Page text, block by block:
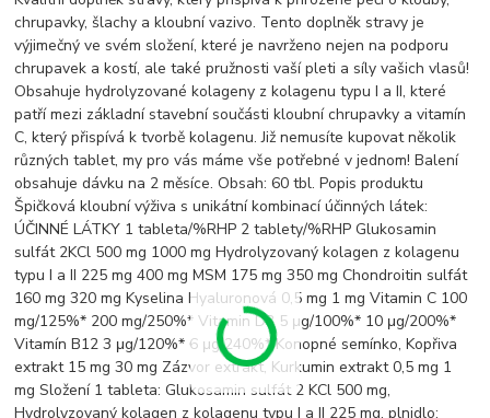
chrupavky, šlachy a kloubní vazivo. Tento doplněk stravy je
výjimečný ve svém složení, které je navrženo nejen na podporu
chrupavek a kostí, ale také pružnosti vaší pleti a síly vašich vlasů!
Obsahuje hydrolyzované kolageny z kolagenu typu I a II, které
patří mezi základní stavební součásti kloubní chrupavky a vitamín
C, který přispívá k tvorbě kolagenu. Již nemusíte kupovat několik
různých tablet, my pro vás máme vše potřebné v jednom! Balení
obsahuje dávku na 2 měsíce. Obsah: 60 tbl. Popis produktu
Špičková kloubní výživa s unikátní kombinací účinných látek:
ÚČINNÉ LÁTKY 1 tableta/%RHP 2 tablety/%RHP Glukosamin
sulfát 2KCl 500 mg 1000 mg Hydrolyzovaný kolagen z kolagenu
typu I a II 225 mg 400 mg MSM 175 mg 350 mg Chondroitin sulfát
160 mg 320 mg Kyselina Hyaluronová 0,5 mg 1 mg Vitamin C 100
mg/125%* 200 mg/250%* Vitamin D3 5 μg/100%* 10 μg/200%*
Vitamín B12 3 μg/120%* 6 μg/240%* Konopné semínko, Kopřiva
extrakt 15 mg 30 mg Zázvor extrakt, Kurkumin extrakt 0,5 mg 1
mg Složení 1 tableta: Glukosamin sulfát 2 KCl 500 mg,
Hydrolyzovaný kolagen z kolagenu typu I a II 225 mg, plnidlo: